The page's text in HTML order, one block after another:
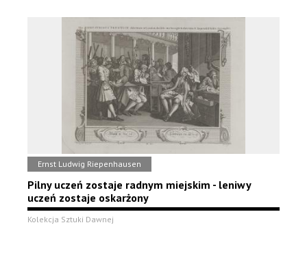
Ernst Ludwig Riepenhausen
Pilny uczeń zostaje radnym miejskim - leniwy
uczeń zostaje oskarżony
Kolekcja Sztuki Dawnej